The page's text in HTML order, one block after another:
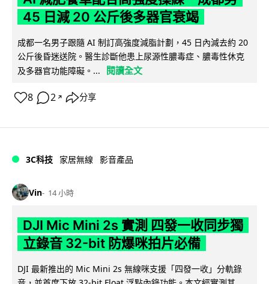
45 日減 20 公斤後多器官衰竭
成都一名男子跟隨 AI 制訂高強度減脂計劃，45 日內減去約 20
公斤後昏迷送院。醫生診斷他患上尿源性膿毒症、膿毒性休克
及多器官功能障礙。...
閱讀全文
8 2 ↗ 分享
3C科技 家居無線 影音產品
Vin 14 小時
DJI Mic Mini 2s 實測 四發一收同步獨
立錄音 32-bit 防爆咪拍片必備
DJI 最新推出的 Mic Mini 2s 無線咪支援「四發一收」分軌錄